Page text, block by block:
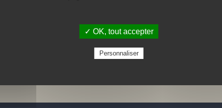
Garantie
✓ OK, tout accepter
Personnaliser